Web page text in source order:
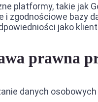
platformy, takie jak
i zgodnościowe bazy
jako
prawna
danych osobowych